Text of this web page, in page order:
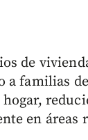
de
a familias
en áreas